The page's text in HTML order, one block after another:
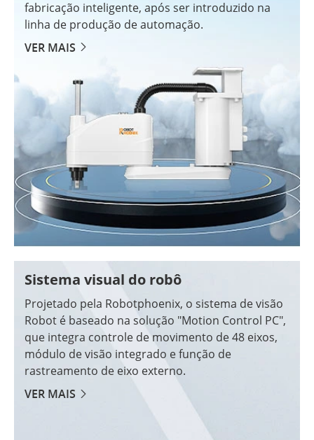
fabricação inteligente, após ser introduzido na
linha de produção de automação.
VER MAIS

Sistema visual do robô
Projetado pela Robotphoenix, o sistema de visão
Robot é baseado na solução "Motion Control PC",
que integra controle de movimento de 48 eixos,
módulo de visão integrado e função de
rastreamento de eixo externo.
VER MAIS
